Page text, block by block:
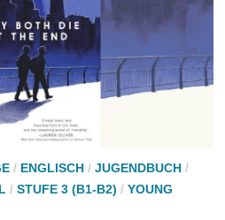
/ ENGLISCH/ JUGENDBUCH/
/ STUFE 3 (B1-B2) / YOUNG